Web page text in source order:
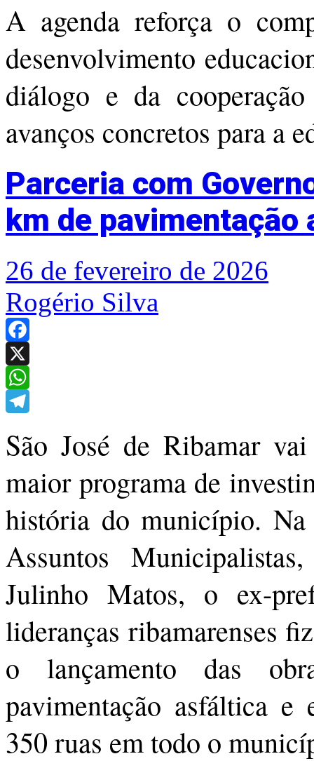
A agenda reforça o
desenvolvimento
diálogo e da
avanços concretos para a
Parceria com
km de pavimentação
26 de fevereiro de 2026
Rogério Silva
Facebook
X
WhatsApp
São José de Ribamar
maior programa de
história do município.
Assuntos
Julinho Matos, o ex-
lideranças ribamarenses
o lançamento das
pavimentação asfáltica e
350 ruas em todo o